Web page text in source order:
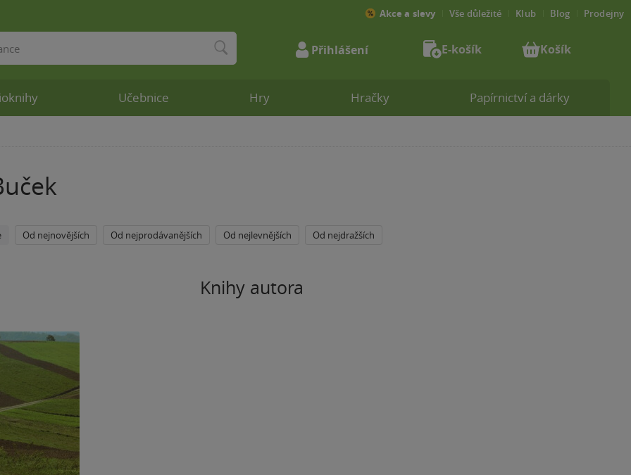
Od nejnovějších Od nejprodávanějších Od nejlevnějších Od nejdražších
Knihy autora
Učebnice Hry Hračky Papírnictví a dárky
Akce a slevy Vše důležité Klub Blog Prodejny
Přihlášení E-košík Košík